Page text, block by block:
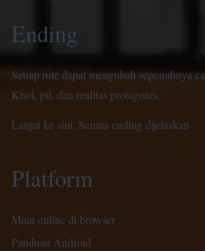
Ending
Setiap rute dapat mengubah sepenuhnya
Khol, pil, dan realitas protagonis.
Lanjut ke sini: Semua ending dijelaskan
Platform
Main online di browser
Panduan Android